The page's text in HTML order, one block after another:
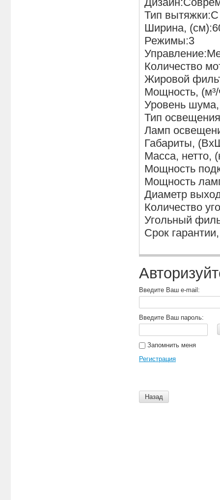
Тип
Ширина,
Режимы:3
Количество
Жировой
Мощность,
Уровень
Тип
Ламп
Габариты,
Масса, нетто,
Мощность
Мощность
Диаметр
Количество
Угольный
Срок
Введите Ваш e-mail:
Введите Ваш пароль:
Запомнить меня
Регистрация
Назад